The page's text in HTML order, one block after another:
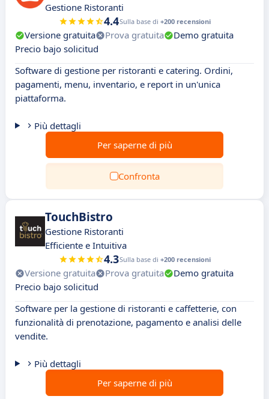
Gestione Ristoranti
4.4Sulla base di +200 recensioni
Versione gratuita Prova gratuita
Demo gratuita
Precio bajo solicitud
Software di gestione per ristoranti e catering. Ordini,
pagamenti, menu, inventario, e report in un'unica
piattaforma.
Più dettagli
Per saperne di più
Confronta
TouchBistro
Gestione Ristoranti
Efficiente e Intuitiva
4.3Sulla base di +200 recensioni
Versione gratuita Prova gratuita
Demo gratuita
Precio bajo solicitud
Software per la gestione di ristoranti e caffetterie, con
funzionalità di prenotazione, pagamento e analisi delle
vendite.
Più dettagli
Per saperne di più